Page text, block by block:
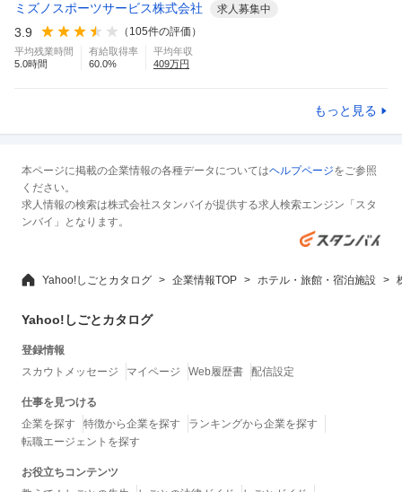
ミズノスポーツサービス株式会社 求人募集中
3.9 （ 105件の評価）
平均残業時間
5.0時間
有給取得率
60.0%
平均年収
409万円
もっと見る
本ページに掲載の企業情報の各種データについてはヘルプページをご参照
ください。
求人情報の検索は株式会社スタンバイが提供する求人検索エンジン「スタ
ンバイ」となります。
Yahoo!しごとカタログ 企業情報TOP ホテル・旅館・宿泊施設
Yahoo!しごとカタログ
登録情報
スカウトメッセージ
マイページ Web履歴書 配信設定
仕事を見つける
企業を探す
特徴から企業を探す
ランキングから企業を探す
転職エージェントを探す
お役立ちコンテンツ